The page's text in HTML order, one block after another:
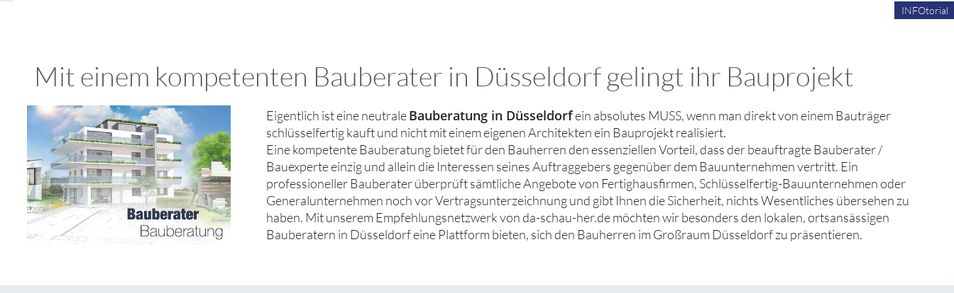
INFOtorial
Mit einem kompetenten Bauberater in Düsseldorf gelingt ihr Bauprojekt
Eigentlich ist eine neutraleBauberatung in Düsseldorfein absolutes MUSS, wenn man direkt von einem Bauträger
schlüsselfertig kauft und nicht mit einem eigenen Architekten ein Bauprojekt realisiert.
Eine kompetente Bauberatung bietet für den Bauherren den essenziellen Vorteil, dass der beauftragte Bauberater /
Bauexperte einzig und allein die Interessen seines Auftraggebers gegenüber dem Bauunternehmen vertritt. Ein
professioneller Bauberater überprüft sämtliche Angebote von Fertighausfirmen, Schlüsselfertig-Bauunternehmen oder
Generalunternehmen noch vor Vertragsunterzeichnung und gibt Ihnen die Sicherheit, nichts Wesentliches übersehen zu
haben. Mit unserem Empfehlungsnetzwerk von da-schau-her.de möchten wir besonders den lokalen, ortsansässigen
Bauberatern in Düsseldorf eine Plattform bieten, sich den Bauherren im Großraum Düsseldorf zu präsentieren.